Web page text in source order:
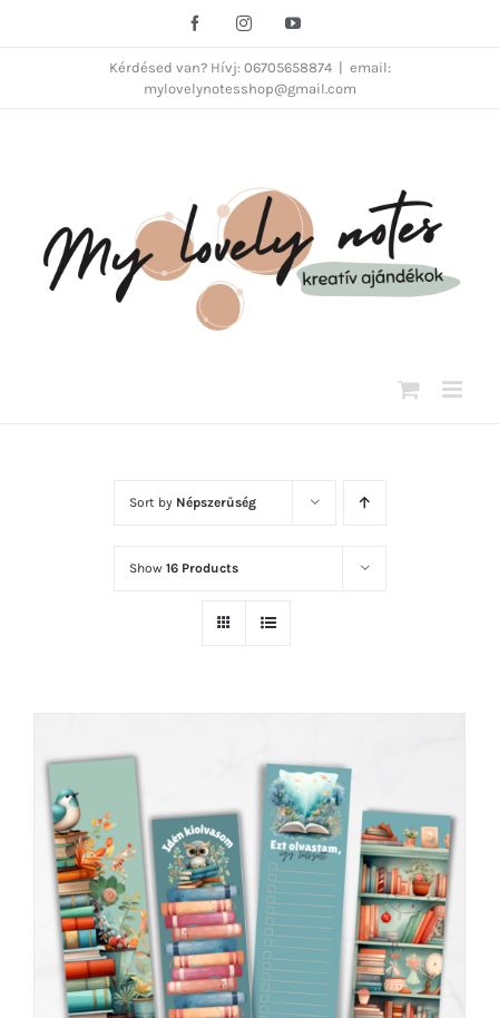
FacebookInstagramYouTube
Kérdésed van? Hívj: 06705658874
email:
mylovelynotesshop@gmail.com
Sort by Népszerűség
Show 16 Products